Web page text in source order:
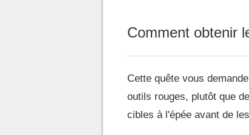
Comment obtenir
Cette quête vous
outils rouges, plutôt que
cibles à l'épée avant de